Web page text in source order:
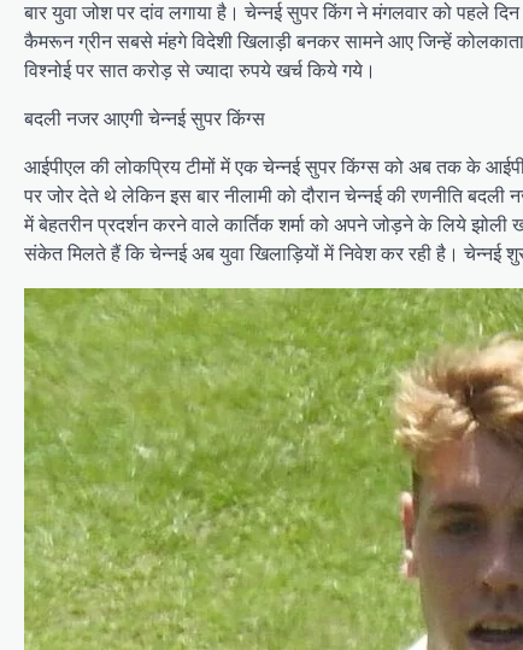
बार युवा जोश पर दांव लगाया है। चेन्नई सुपर किंग ने मंगलवार को पहले
कैमरून ग्रीन सबसे मंहगे विदेशी खिलाड़ी बनकर सामने आए जिन्हें कोलकाता
विश्नोई पर सात करोड़ से ज्यादा रुपये खर्च किये गये।
बदली नजर आएगी चेन्नई सुपर किंग्स
आईपीएल की लोकप्रिय टीमों में एक चेन्नई सुपर किंग्स को अब तक के
पर जोर देते थे लेकिन इस बार नीलामी को दौरान चेन्नई की रणनीति
में बेहतरीन प्रदर्शन करने वाले कार्तिक शर्मा को अपने जोड़ने के लिये
संकेत मिलते हैं कि चेन्नई अब युवा खिलाड़ियों में निवेश कर रही है। चेन्नई